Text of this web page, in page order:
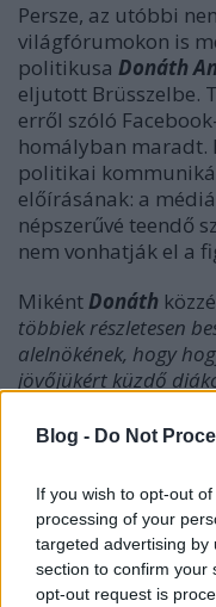
Blog - Do Not
If you wish to opt-out
processing of your
targeted advertising by
section to confirm your
opt-out request is
Persze, az utóbbi
világfórumokon is
politikusa Donáth
eljutott Brüsszelbe.
erről szóló
homályban maradt.
politikai
előírásának: a
népszerűvé teendő
nem vonhatják el a
MikéntDonáth
többiek részletesen
alelnökének, hogy
jövőjükért küzdő
hova jutott
most 19-ik évében
án tűnt fel úgymond
tanártüntetésen!
Mindezt azért